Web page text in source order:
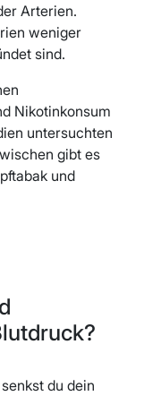
Arterien.
weniger
sind.
Nikotinkonsum
untersuchten
gibt es
und
du dein